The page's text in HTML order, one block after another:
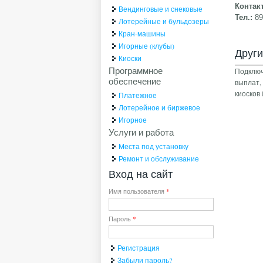
Тел.:
выплат,
Вендинговые и снековые
Лотерейные и бульдозеры
Кран-машины
Игорные (клубы)
Киоски
Программное
обеспечение
Платежное
Лотерейное и биржевое
Игорное
Услуги и работа
Места под установку
Ремонт и обслуживание
Вход на сайт
Имя пользователя *
Пароль *
Регистрация
Забыли пароль?